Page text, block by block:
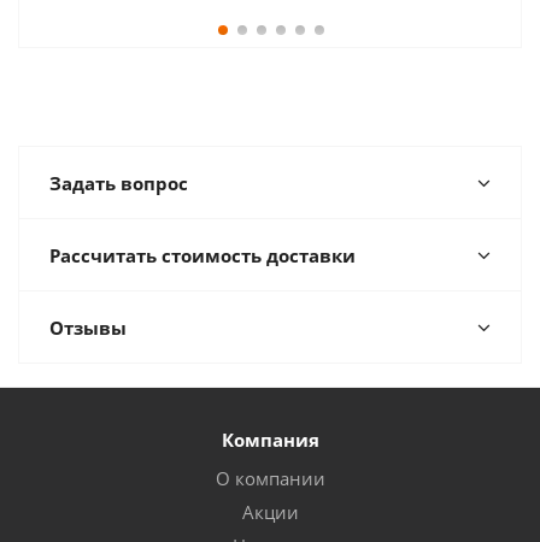
Задать вопрос
Рассчитать стоимость доставки
Отзывы
Компания
О компании
Акции